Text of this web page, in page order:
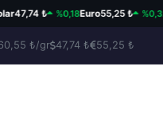
₺ %0,18Euro55,25 ₺ %0,32
₺/gr 47,74 ₺ 55,25 ₺